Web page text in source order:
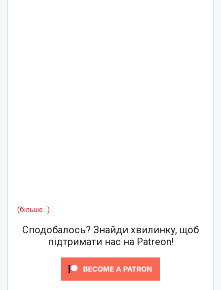
(більше…)
Сподобалось? Знайди хвилинку, щоб
підтримати нас на Patreon!